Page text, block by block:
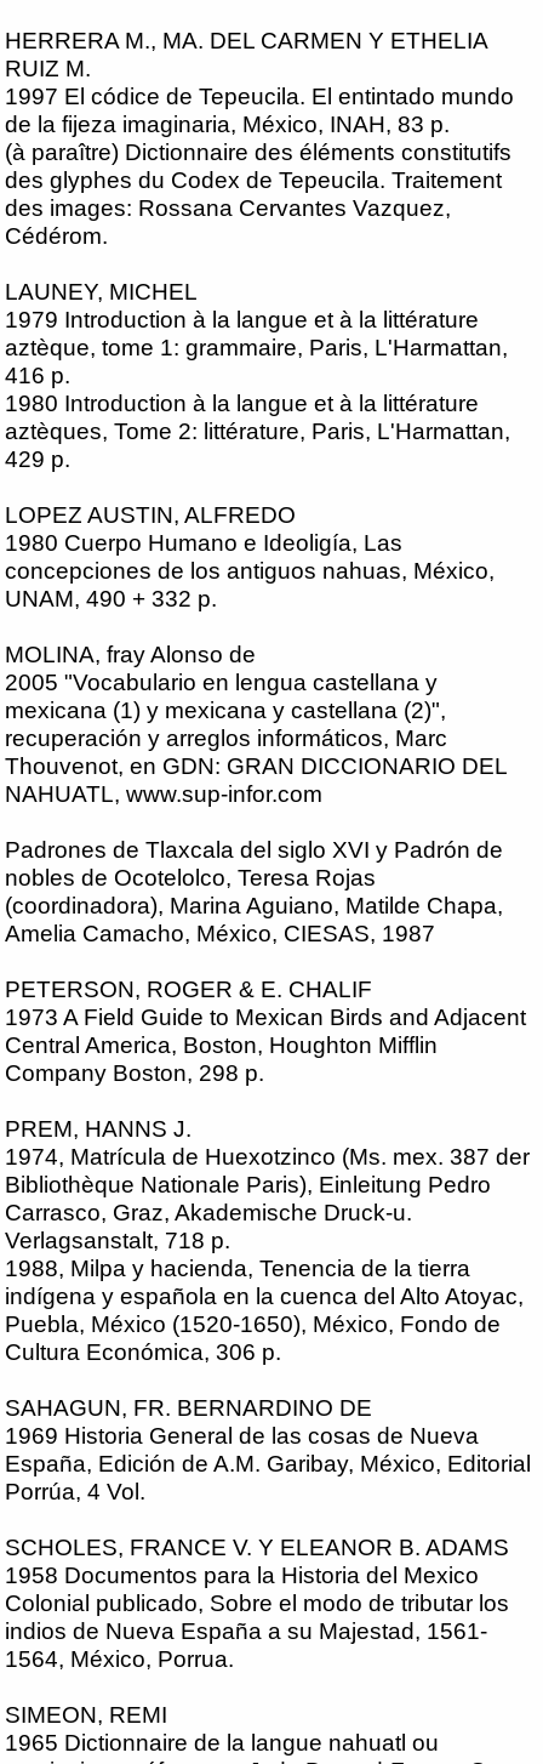
HERRERA M., MA. DEL CARMEN Y ETHELIA
RUIZ M.
1997 El códice de Tepeucila. El entintado mundo
de la fijeza imaginaria, México, INAH, 83 p.
(à paraître) Dictionnaire des éléments constitutifs
des glyphes du Codex de Tepeucila. Traitement
des images: Rossana Cervantes Vazquez,
Cédérom.
LAUNEY, MICHEL
1979 Introduction à la langue et à la littérature
aztèque, tome 1: grammaire, Paris, L'Harmattan,
416 p.
1980 Introduction à la langue et à la littérature
aztèques, Tome 2: littérature, Paris, L'Harmattan,
429 p.
LOPEZ AUSTIN, ALFREDO
1980 Cuerpo Humano e Ideoligía, Las
concepciones de los antiguos nahuas, México,
UNAM, 490 + 332 p.
MOLINA, fray Alonso de
2005 "Vocabulario en lengua castellana y
mexicana (1) y mexicana y castellana (2)",
recuperación y arreglos informáticos, Marc
Thouvenot, en GDN: GRAN DICCIONARIO DEL
NAHUATL, www.sup-infor.com
Padrones de Tlaxcala del siglo XVI y Padrón de
nobles de Ocotelolco, Teresa Rojas
(coordinadora), Marina Aguiano, Matilde Chapa,
Amelia Camacho, México, CIESAS, 1987
PETERSON, ROGER & E. CHALIF
1973 A Field Guide to Mexican Birds and Adjacent
Central America, Boston, Houghton Mifflin
Company Boston, 298 p.
PREM, HANNS J.
1974, Matrícula de Huexotzinco (Ms. mex. 387 der
Bibliothèque Nationale Paris), Einleitung Pedro
Carrasco, Graz, Akademische Druck-u.
Verlagsanstalt, 718 p.
1988, Milpa y hacienda, Tenencia de la tierra
indígena y española en la cuenca del Alto Atoyac,
Puebla, México (1520-1650), México, Fondo de
Cultura Económica, 306 p.
SAHAGUN, FR. BERNARDINO DE
1969 Historia General de las cosas de Nueva
España, Edición de A.M. Garibay, México, Editorial
Porrúa, 4 Vol.
SCHOLES, FRANCE V. Y ELEANOR B. ADAMS
1958 Documentos para la Historia del Mexico
Colonial publicado, Sobre el modo de tributar los
indios de Nueva España a su Majestad, 1561-
1564, México, Porrua.
SIMEON, REMI
1965 Dictionnaire de la langue nahuatl ou